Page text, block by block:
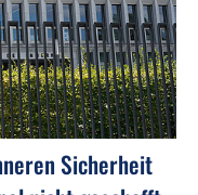
Sicherheit